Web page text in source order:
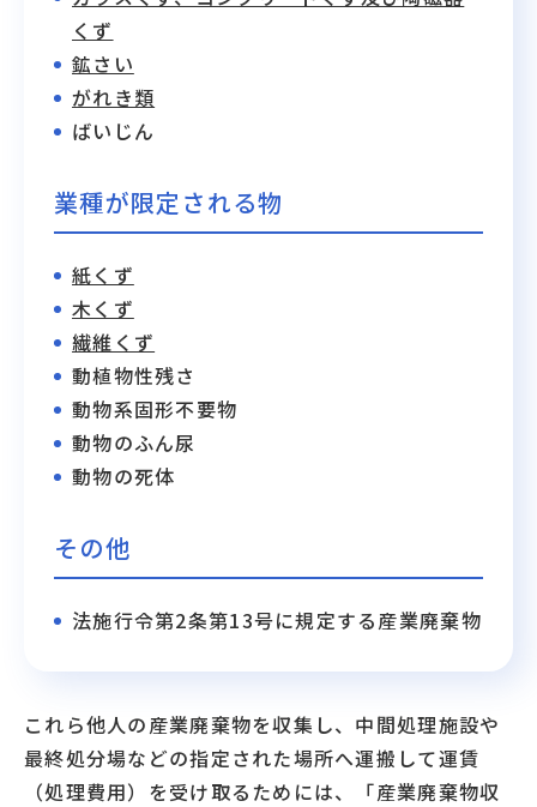
くず
鉱さい
がれき類
ばいじん
業種が限定される物
紙くず
木くず
繊維くず
動植物性残さ
動物系固形不要物
動物のふん尿
動物の死体
その他
法施行令第2条第13号に規定する産業廃棄物
これら他人の産業廃棄物を収集し、中間処理施設や
最終処分場などの指定された場所へ運搬して運賃
（処理費用）を受け取るためには、「産業廃棄物収